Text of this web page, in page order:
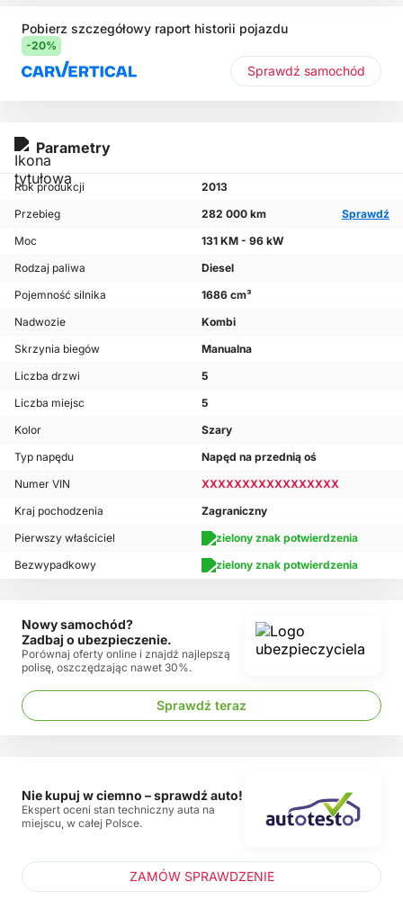
Pobierz szczegółowy raport historii pojazdu
-20%
Sprawdź samochód
Parametry
Rok produkcji
2013
Przebieg
282 000 km
Sprawdź
Moc
131 KM - 96 kW
Rodzaj paliwa
Diesel
Pojemność silnika
1686 cm³
Nadwozie
Kombi
Skrzynia biegów
Manualna
Liczba drzwi
5
Liczba miejsc
5
Kolor
Szary
Typ napędu
Napęd na przednią oś
Numer VIN
XXXXXXXXXXXXXXXXX
Kraj pochodzenia
Zagraniczny
Pierwszy właściciel
Bezwypadkowy
Nowy samochód?
Zadbaj o ubezpieczenie.
Porównaj oferty online i znajdź najlepszą
polisę, oszczędzając nawet 30%.
Sprawdź teraz
Nie kupuj w ciemno – sprawdź auto!
Ekspert oceni stan techniczny auta na
miejscu, w całej Polsce.
ZAMÓW SPRAWDZENIE